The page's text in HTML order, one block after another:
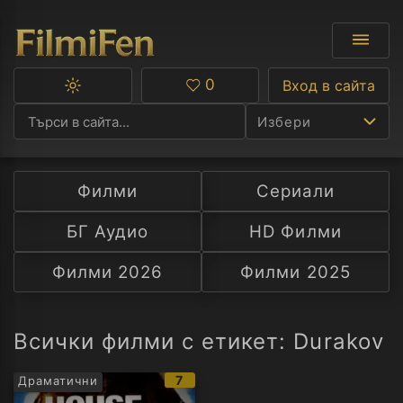
Избери
Ф
С
А
Превключване
тъмна
тема
Любими
0 Вход в сайта
Филми
Сериали
БГ Аудио
HD Филми
Филми 2026
Филми 2025
Всички филми с етикет: Durakov
Драматични
IMDb
рейтинг:
7